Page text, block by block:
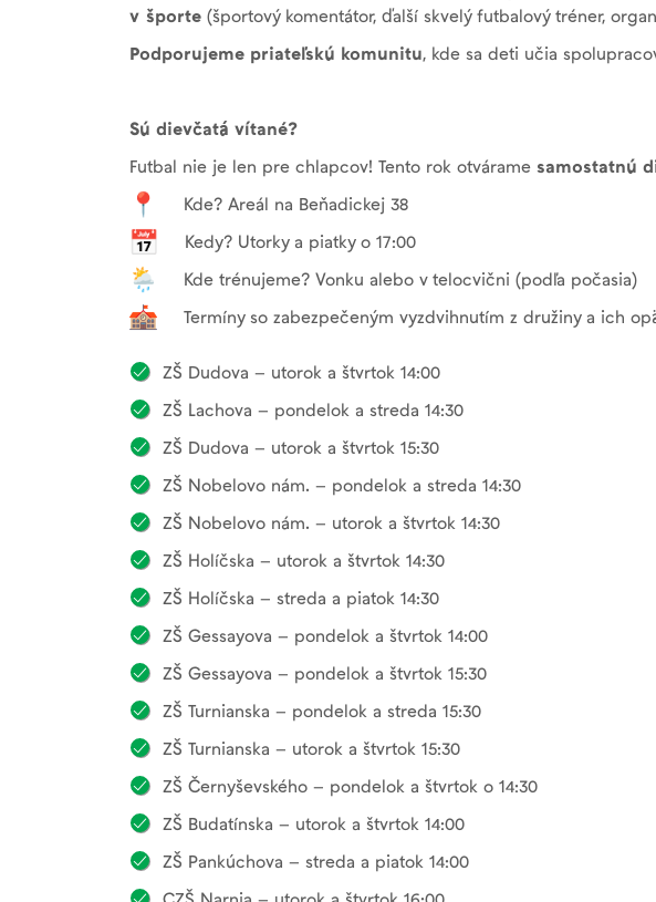
v športe (športový komentátor, ďalší skvelý futbalový tréner,
Podporujeme priateľskú komunitu, kde sa deti učia
Sú dievčatá vítané?
Futbal nie je len pre chlapcov! Tento rok otvárame samostatnú
Kde? Areál na Beňadickej 38
Kedy? Utorky a piatky o 17:00
Kde trénujeme? Vonku alebo v telocvični (podľa počasia)
Termíny so zabezpečeným vyzdvihnutím z družiny a ich
ZŠ Dudova – utorok a štvrtok 14:00
ZŠ Lachova – pondelok a streda 14:30
ZŠ Dudova – utorok a štvrtok 15:30
ZŠ Nobelovo nám. – pondelok a streda 14:30
ZŠ Nobelovo nám. – utorok a štvrtok 14:30
ZŠ Holíčska – utorok a štvrtok 14:30
ZŠ Holíčska – streda a piatok 14:30
ZŠ Gessayova – pondelok a štvrtok 14:00
ZŠ Gessayova – pondelok a štvrtok 15:30
ZŠ Turnianska – pondelok a streda 15:30
ZŠ Turnianska – utorok a štvrtok 15:30
ZŠ Černyševského – pondelok a štvrtok o 14:30
ZŠ Budatínska – utorok a štvrtok 14:00
ZŠ Pankúchova – streda a piatok 14:00